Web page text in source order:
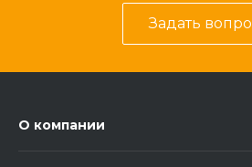
Задать
О компании